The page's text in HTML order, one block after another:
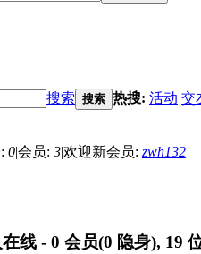
搜索 搜索 热搜: 活动 交
0|会员: 3|欢迎新会员: zwh132
在线 - 0 会员(0 隐身), 19